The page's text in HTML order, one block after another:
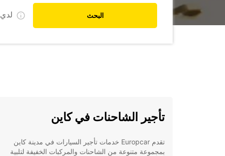
لدي البحث
تأجير الشاحنات في كاين
تقدم Europcar خدمات تأجير السيارات في مدينة كاين
بمجموعة متنوعة من الشاحنات والمركبات الخفيفة لتلبية